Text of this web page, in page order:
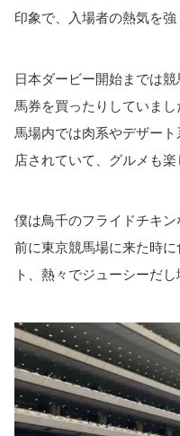
印象で、入場者の熱気を強
日本ダービー開始までは
馬券を買ったりしていまし
馬場内では肉系やデザー
店されていて、グルメも楽
僕は鳥千のフライドチキン
前に東京競馬場に来た時
ト、熱々でジューシーだ